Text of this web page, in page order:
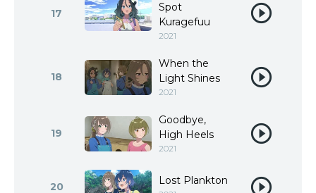
17
Spot
Kuragefuu
2021
18
When the
Light Shines
2021
19
Goodbye,
High Heels
2021
20 Lost Plankton